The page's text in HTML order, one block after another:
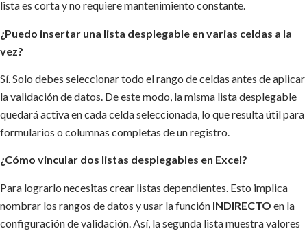
lista es corta y no requiere mantenimiento constante.
¿Puedo insertar una lista desplegable en varias celdas a la
vez?
Sí. Solo debes seleccionar todo el rango de celdas antes de aplicar
la validación de datos. De este modo, la misma lista desplegable
quedará activa en cada celda seleccionada, lo que resulta útil para
formularios o columnas completas de un registro.
¿Cómo vincular dos listas desplegables en Excel?
Para lograrlo necesitas crear listas dependientes. Esto implica
nombrar los rangos de datos y usar la función INDIRECTO en la
configuración de validación. Así, la segunda lista muestra valores